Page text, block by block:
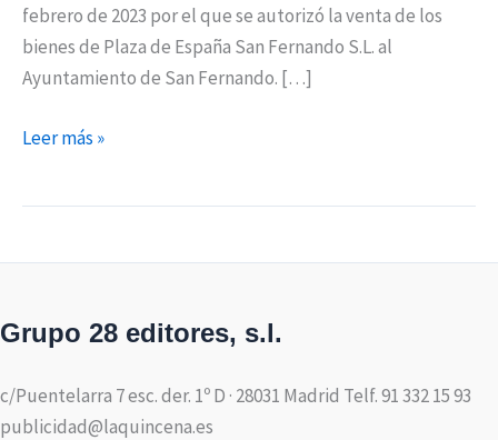
febrero de 2023 por el que se autorizó la venta de los
bienes de Plaza de España San Fernando S.L. al
Ayuntamiento de San Fernando. […]
Leer más »
Grupo 28 editores, s.l.
c/Puentelarra 7 esc. der. 1º D · 28031 Madrid Telf. 91 332 15 93
publicidad@laquincena.es